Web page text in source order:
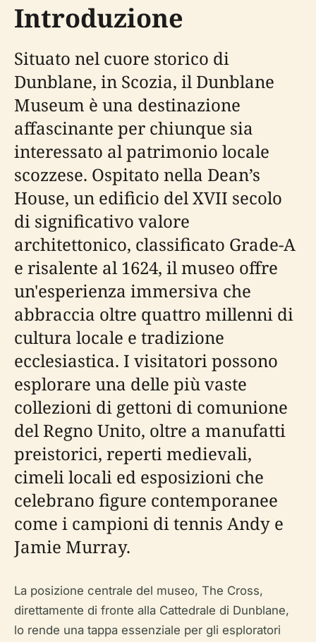
Introduzione
Situato nel cuore storico di
Dunblane, in Scozia, il Dunblane
Museum è una destinazione
affascinante per chiunque sia
interessato al patrimonio locale
scozzese. Ospitato nella Dean’s
House, un edificio del XVII secolo
di significativo valore
architettonico, classificato Grade-A
e risalente al 1624, il museo offre
un'esperienza immersiva che
abbraccia oltre quattro millenni di
cultura locale e tradizione
ecclesiastica. I visitatori possono
esplorare una delle più vaste
collezioni di gettoni di comunione
del Regno Unito, oltre a manufatti
preistorici, reperti medievali,
cimeli locali ed esposizioni che
celebrano figure contemporanee
come i campioni di tennis Andy e
Jamie Murray.
La posizione centrale del museo, The Cross,
direttamente di fronte alla Cattedrale di Dunblane,
lo rende una tappa essenziale per gli esploratori